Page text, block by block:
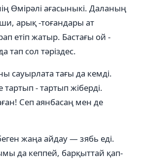
Өмірәлі ағасыныкі. Даланың
арық -тоғандары ат
етіп жатыр. Бастағы ой -
тап сол тәріздес.
сауырлата тағы да кемді.
- тартып жіберді.
Сеп аянбасаң мен де
жаңа айдау — зябь еді.
да кеппей, барқыттай қап-